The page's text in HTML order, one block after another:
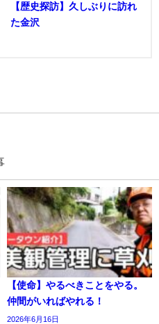
【歴史探訪】久しぶりに訪れ
た金沢
【使命】やるべきことをやる。
仲間がいればやれる！
2026年6月16日